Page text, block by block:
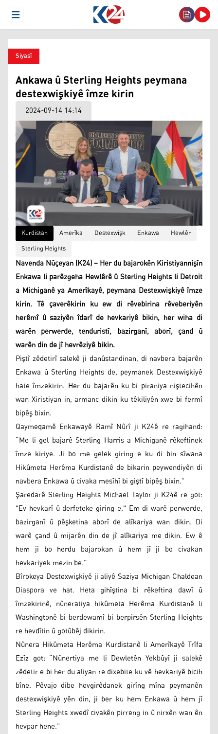
Open Menu
Siyasî
Ankawa û Sterling Heights peymana
destexwişkiyê îmze kirin
2024-09-14 14:14
Kurdistan Amerîka Destexwişk Enkawa
Hewlêr
Sterling Heights
Navenda Nûçeyan (K24) – Her du bajarokên Kiristiyannişîn
Enkawa li parêzgeha Hewlêrê û Sterling Heights li Detroit
a Michiganê ya Amerîkayê, peymana Destexwişkiyê îmze
kirin. Tê çaverêkirin ku ew di rêvebirina rêveberiyên
herêmî û saziyên îdarî de hevkariyê bikin, her wiha di
warên perwerde, tenduristî, bazirganî, aborî, çand û
warên din de jî hevrêziyê bikin.
Piştî zêdetirî salekê ji danûstandinan, di navbera bajarên
Enkawa û Sterling Heights de, peymanek Destexwişkiyê
hate îmzekirin. Her du bajarên ku bi piraniya niştecihên
wan Xiristiyan in, armanc dikin ku têkiliyên xwe bi fermî
bipêş bixin.
Qaymeqamê Enkawayê Ramî Nûrî ji K24ê re ragihand:
“Me li gel bajarê Sterling Harris a Michiganê rêkeftinek
îmze kiriye. Ji bo me gelek giring e ku di bin sîwana
Hikûmeta Herêma Kurdistanê de bikarin peywendiyên di
navbera Enkawa û civaka mesîhî bi giştî bipêş bixin.”
Şaredarê Sterling Heights Michael Taylor ji K24ê re got:
"Ev hevkarî û derfeteke giring e." Em di warê perwerde,
bazirganî û pêşketina aborî de alîkariya wan dikin. Di
warê çand û mijarên din de jî alîkariya me dikin. Ew ê
hem ji bo herdu bajarokan û hem jî ji bo civakan
hevkariyek mezin be.”
Bîrokeya Destexwişkiyê ji aliyê Saziya Michigan Chaldean
Diaspora ve hat. Heta gihîştina bi rêkeftina dawî û
îmzekirinê, nûneratiya hikûmeta Herêma Kurdistanê li
Washingtonê bi berdewamî bi berpirsên Sterling Heights
re hevdîtin û gotûbêj dikirin.
Nûnera Hikûmeta Herêma Kurdistanê li Amerîkayê Trîfa
Ezîz got: “Nûnertiya me li Dewletên Yekbûyî ji salekê
zêdetir e bi her du aliyan re dixebite ku vê hevkariyê bicih
bîne. Pêvajo dibe hevgirêdanek girîng mîna peymanên
destexwişkiyê yên din, ji ber ku hem Enkawa û hem jî
Sterling Heights xwedî civakên pirreng in û nirxên wan ên
hevpar hene.”